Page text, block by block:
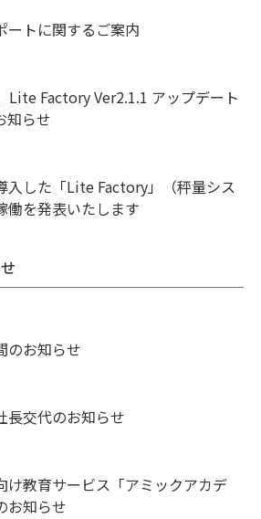
ートに関するご案内
Lite Factory Ver2.1.1 アップデート
知らせ
入した「Lite Factory」（秤量シス
働を発表いたします
のお知らせ
長交代のお知らせ
け教育サービス「アミックアカデ
お知らせ